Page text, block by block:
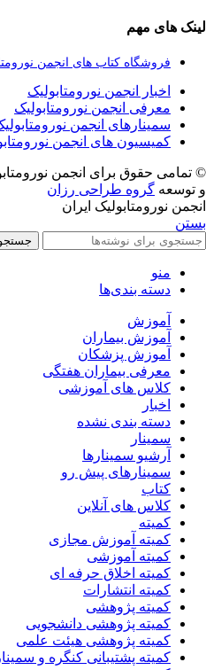
لینک های مهم
فروشگاه کتاب های انجمن
اخبار انجمن نورومتابولیک
معرفی انجمن نورومتابولیک
سمینارهای انجمن
کمیسیون های انجمن
© تمامی حقوق برای انجمن
و توسعه گروه طراحی رزان
انجمن نورومتابولیک ایران
بستن
منو
دسته بندی‌ها
آموزش
آموزش بیماران
آموزش پزشکان
معرفی بیماران هفتگی
کلاس های آموزشی
اخبار
دسته بندی نشده
سمینار
آرشیو سمینارها
سمینارهای پیش رو
کتاب
کلاس های آنلاین
کمیته
کمیته آموزش مجازی
کمیته آموزشی
کمیته اخلاق حرفه ای
کمیته انتشارات
کمیته پژوهشی
کمیته پژوهشی دانشجویی
کمیته پژوهشی هیئت علمی
کمیته پشتیبانی کنگره و